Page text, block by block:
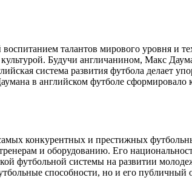
талантов мирового уровня и
Будучи англичанином, Макс
система развития футбола делает
в английском футболе сформировало
конкурентных и престижных
и оборудованию. Его
футбольной системы на развитии
способности, но и его